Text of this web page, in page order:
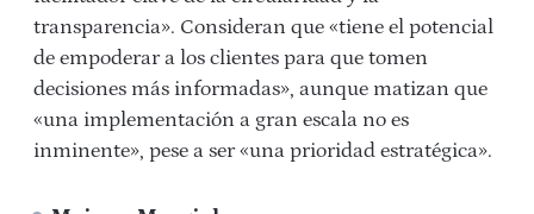
transparencia». Consideran que «tiene el potencial
de empoderar a los clientes para que tomen
decisiones más informadas», aunque matizan que
«una implementación a gran escala no es
inminente», pese a ser «una prioridad estratégica».